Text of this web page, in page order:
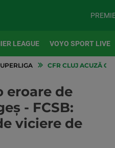
LEAGUE VOYO SPORT LIVE
CFR CLUJ ACUZĂ O
eroare de
- FCSB:
viciere de